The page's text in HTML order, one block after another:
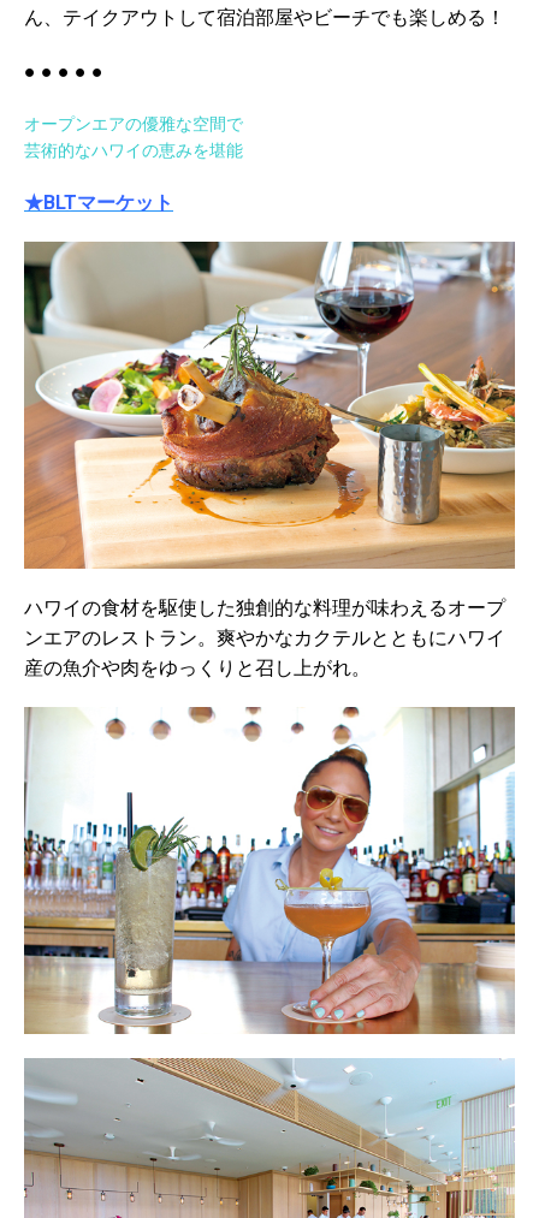
ん、テイクアウトして宿泊部屋やビーチでも楽しめる！
● ● ● ● ●
オープンエアの優雅な空間で
芸術的なハワイの恵みを堪能
★BLTマーケット
ハワイの食材を駆使した独創的な料理が味わえるオープ
ンエアのレストラン。爽やかなカクテルとともにハワイ
産の魚介や肉をゆっくりと召し上がれ。